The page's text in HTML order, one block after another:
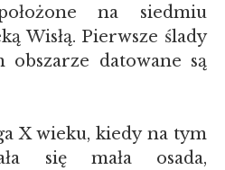
na siedmiu
Wisłą. Pierwsze ślady
obszarze datowane są
X wieku, kiedy na tym
się mała osada,